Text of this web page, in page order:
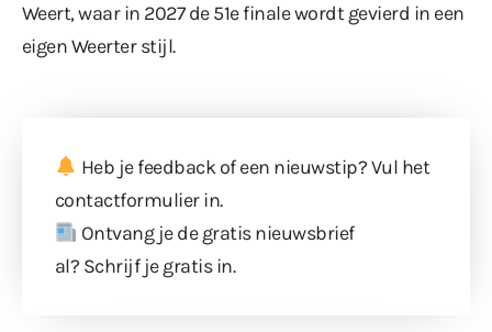
Weert, waar in 2027 de 51e finale wordt gevierd in een
eigen Weerter stijl.
Heb je feedback of een nieuwstip? Vul het
contactformulierin.
Ontvang je de gratis nieuwsbrief
al? Schrijf je gratis in.